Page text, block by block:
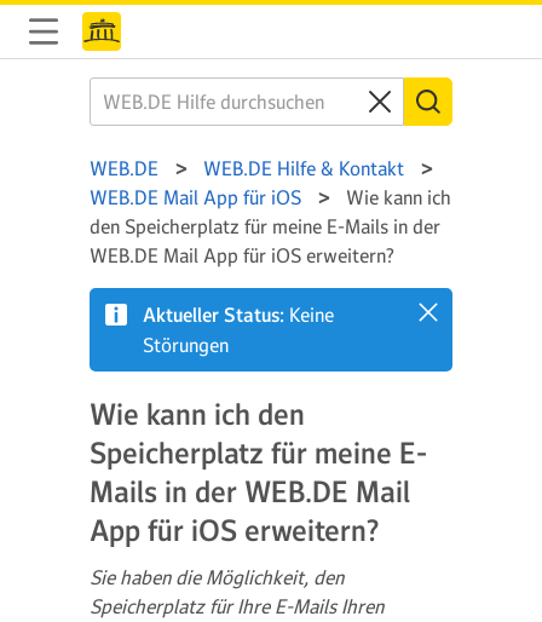
WEB.DE
WEB.DE Hilfe & Kontakt
WEB.DE Mail App für iOS
Wie kann ich
den Speicherplatz für meine E-Mails in der
WEB.DE Mail App für iOS erweitern?
Aktueller Status: Keine
Störungen
Wie kann ich den
Speicherplatz für meine E-
Mails in der WEB.DE Mail
App für iOS erweitern?
Sie haben die Möglichkeit, den
Speicherplatz für Ihre E-Mails Ihren